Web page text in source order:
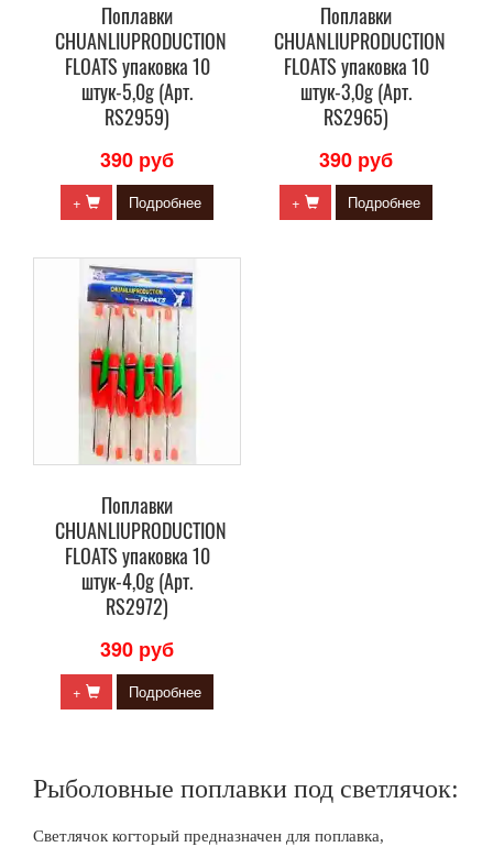
Поплавки
CHUANLIUPRODUCTION
FLOATS упаковка 10
штук-5,0g (Арт.
RS2959)
390 руб
+ Подробнее
Поплавки
CHUANLIUPRODUCTION
FLOATS упаковка 10
штук-3,0g (Арт.
RS2965)
390 руб
+ Подробнее
Поплавки
CHUANLIUPRODUCTION
FLOATS упаковка 10
штук-4,0g (Арт.
RS2972)
390 руб
+ Подробнее
Рыболовные поплавки под светлячок:
Светлячок когторый предназначен для поплавка,